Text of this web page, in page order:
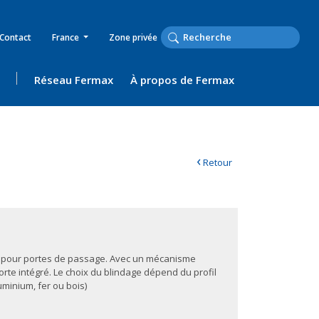
Contact France Zone privée
Réseau Fermax À propos de Fermax
‹Retour
portes de passage. Avec un mécanisme
intégré. Le choix du blindage dépend du profil
fer ou bois)